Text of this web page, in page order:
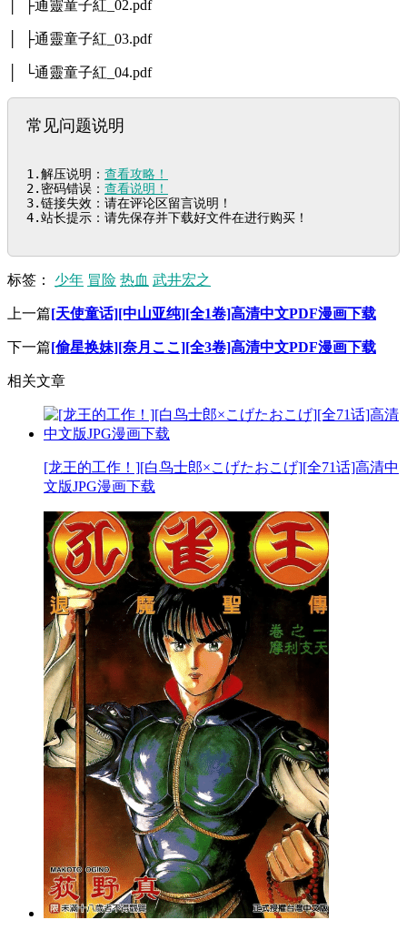
│ ├通靈童子紅_02.pdf
│ ├通靈童子紅_03.pdf
│ └通靈童子紅_04.pdf
常见问题说明
1.解压说明： 查看攻略！
2.密码错误： 查看说明！
3.链接失效：请在评论区留言说明！
4.站长提示：请先保存并下载好文件在进行购买！
标签： 少年 冒险 热血 武井宏之
上一篇[天使童话][中山亚纯][全1卷]高清中文PDF漫画下载
下一篇[偷星换妹][奈月ここ][全3卷]高清中文PDF漫画下载
相关文章
[龙王的工作！][白鸟士郎×こげたおこげ][全71话]高清中
文版JPG漫画下载